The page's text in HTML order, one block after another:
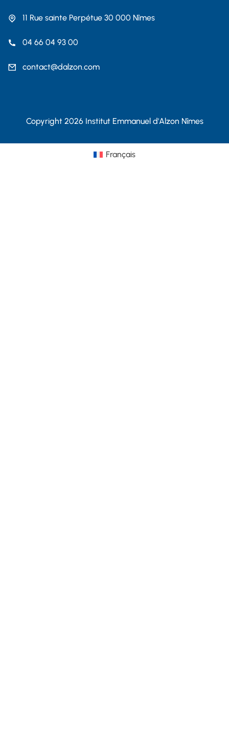
11 Rue sainte Perpétue 30 000 Nîmes
04 66 04 93 00
contact@dalzon.com
Copyright 2026 Institut Emmanuel d'Alzon Nîmes
Français